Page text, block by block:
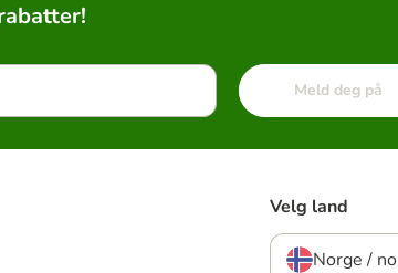
Meld deg på
Velg land
Norge / no